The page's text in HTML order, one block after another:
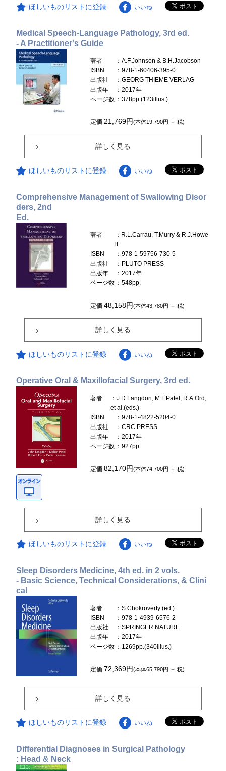
ほしいものリストに登録 いいね
Medical Speech-Language Pathology, 3rd ed.
- A Practitioner's Guide
著者
：A.F.Johnson & B.H.Jacobson
ISBN
：978-1-60406-395-0
出版社
：GEORG THIEME VERLAG
出版年
：2017年
ページ数 ：378pp.(123illus.)
定価21,769円(本体19,790円 ＋ 税)
詳しく見る
ほしいものリストに登録 いいね
Comprehensive Management of Swallowing Disor
ders, 2nd
Ed.
著者
：R.L.Carrau, T.Murry & R.J.Howe
ISBN
：978-1-59756-730-5
出版社
：PLUTO PRESS
出版年
：2017年
ページ数 ：548pp.
定価48,158円(本体43,780円 ＋ 税)
詳しく見る
ほしいものリストに登録 いいね
Operative Oral & Maxillofacial Surgery, 3rd ed.
著者
：J.D.Langdon, M.F.Patel, R.A.Ord,
et al.(eds.)
ISBN
：978-1-4822-5204-0
出版社
：CRC PRESS
出版年
：2017年
ページ数 ：927pp.
定価82,170円(本体74,700円 ＋ 税)
詳しく見る
ほしいものリストに登録 いいね
Sleep Disorders Medicine, 4th ed. in 2 vols.
- Basic Science, Technical Considerations, & Clini
cal
著者
：S.Chokroverty (ed.)
ISBN
：978-1-4939-6576-2
出版社
：SPRINGER NATURE
出版年
：2017年
ページ数 ：1269pp.(340illus.)
定価 72,369円(本体65,790円 ＋ 税)
詳しく見る
ほしいものリストに登録 いいね
Differential Diagnoses in Surgical Pathology
: Head & Neck